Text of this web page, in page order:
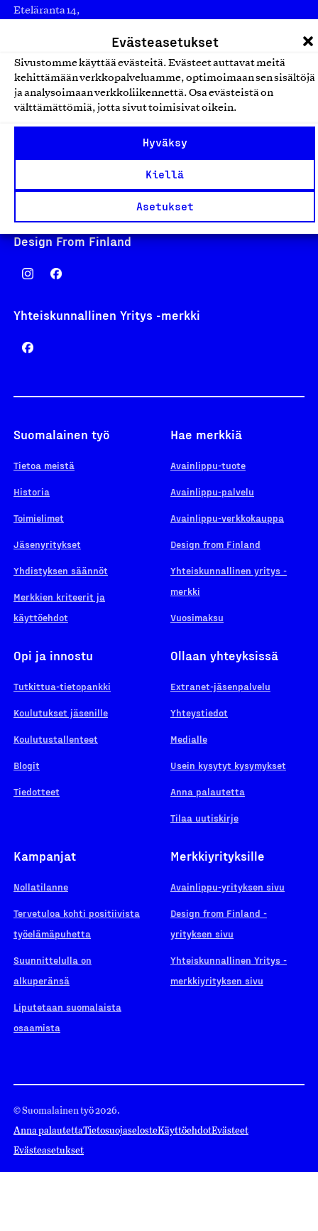
Evästeasetukset
Sivustomme käyttää evästeitä. Evästeet auttavat meitä
kehittämään verkkopalveluamme, optimoimaan sen sisältöjä
ja analysoimaan verkkoliikennettä. Osa evästeistä on
välttämättömiä, jotta sivut toimisivat oikein.
Hyväksy
Kiellä
Asetukset
Eteläranta 14,
asiakaspalvelu@suomalainentyo.fi
laskutus@suomalainentyo.fi
Design From Finland
Yhteiskunnallinen Yritys -merkki
Suomalainen työ
Tietoa meistä
Historia
Toimielimet
Jäsenyritykset
Yhdistyksen säännöt
Merkkien kriteerit ja
käyttöehdot
Hae merkkiä
Avainlippu-tuote
Avainlippu-palvelu
Avainlippu-verkkokauppa
Design from Finland
Yhteiskunnallinen yritys -
merkki
Vuosimaksu
Opi ja innostu
Tutkittua-tietopankki
Koulutukset jäsenille
Koulutustallenteet
Blogit
Tiedotteet
Ollaan yhteyksissä
Extranet-jäsenpalvelu
Yhteystiedot
Medialle
Usein kysytyt kysymykset
Anna palautetta
Tilaa uutiskirje
Kampanjat
Nollatilanne
Tervetuloa kohti positiivista
työelämäpuhetta
Suunnittelulla on
alkuperänsä
Liputetaan suomalaista
osaamista
Merkkiyrityksille
Avainlippu-yrityksen sivu
Design from Finland -
yrityksen sivu
Yhteiskunnallinen Yritys -
merkkiyrityksen sivu
© Suomalainen työ 2026.
Anna palautettaTietosuojaselosteKäyttöehdotEvästeet
Evästeasetukset